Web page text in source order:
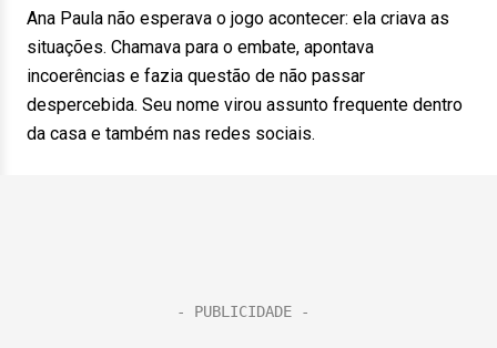
Ana Paula não esperava o jogo acontecer: ela criava as
situações. Chamava para o embate, apontava
incoerências e fazia questão de não passar
despercebida. Seu nome virou assunto frequente dentro
da casa e também nas redes sociais.